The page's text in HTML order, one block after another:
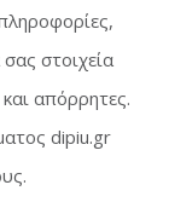
στοιχεία
απόρρητες.
dipiu.gr